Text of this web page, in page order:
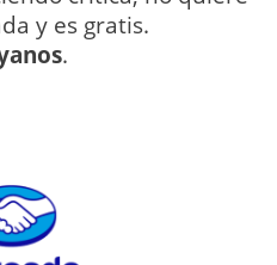
y es gratis.
.